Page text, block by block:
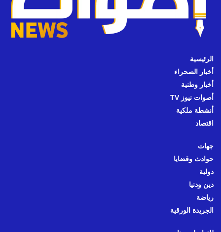
الرئيسية
أخبار الصحراء
أخبار وطنية
أصوات نيوز TV
أنشطة ملكية
اقتصاد
جهات
حوادث وقضايا
دولية
دين ودنيا
رياضة
الجريدة الورقية